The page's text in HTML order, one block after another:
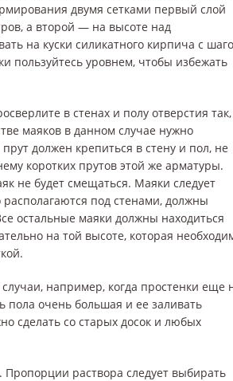
двумя сетками первый слой
а второй — на высоте над
на куски силикатного кирпича с
пользуйтесь уровнем, чтобы избежать
в стенах и полу отверстия так,
маяков в данном случае нужно
должен крепиться в стену и пол, не
коротких прутов этой же арматуры.
не будет смещаться. Маяки следует
под стенами, должны
остальные маяки должны находиться
на той высоте, которая
например, когда простенки еще
пола очень большая и ее заливать
сделать со старых досок и любых
Пропорции раствора следует выбирать